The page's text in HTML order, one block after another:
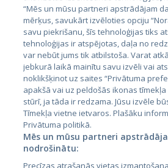
Латвия
Литва
City24.lv
“Mēs un mūsu partneri apstrādājam
mērķus, savukārt izvēloties opciju
savu piekrišanu, šīs tehnoloģijas tiks
tehnoloģijas ir atspējotas, daļa no
var nebūt jums tik atbilstoša. Varat
jebkurā laikā mainītu savu izvēli vai
noklikšķinot uz saites “Privātuma
apakšā vai uz peldošās ikonas
stūrī, ja tāda ir redzama. Jūsu izvēle
Tīmekļa vietne ietvaros. Plašāku
Privātuma politikā.
Mēs un mūsu partneri
nodrošinātu:
Precīzas atrašanās vietas